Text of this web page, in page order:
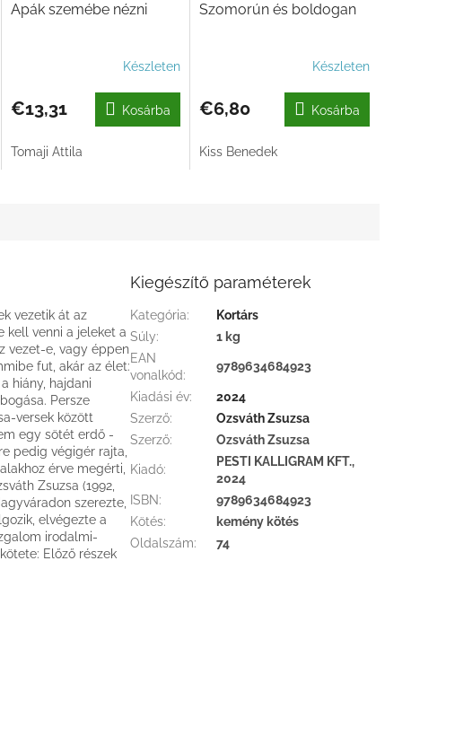
Apák szemébe nézni
Készleten
€13,31 Kosárba
Tomaji Attila
Szomorún és boldogan
Készleten
€6,80 Kosárba
Kiss Benedek
vezetik át az
kell venni a jeleket a
vezet-e, vagy éppen
fut, akár az élet:
hiány, hajdani
Persze
versek között
egy sötét erdő -
pedig végigér rajta,
érve megérti,
Zsuzsa (1992,
szerezte,
elvégezte a
irodalmi-
Előző részek
Kiegészítő paraméterek
Kategória:
Kortárs
Súly:
1 kg
EAN
vonalkód:
9789634684923
Kiadási év:
2024
Szerző:
Ozsváth Zsuzsa
Szerző: Ozsváth Zsuzsa
Kiadó:
PESTI KALLIGRAM KFT.,
2024
ISBN:
9789634684923
Kötés:
kemény kötés
Oldalszám: 74